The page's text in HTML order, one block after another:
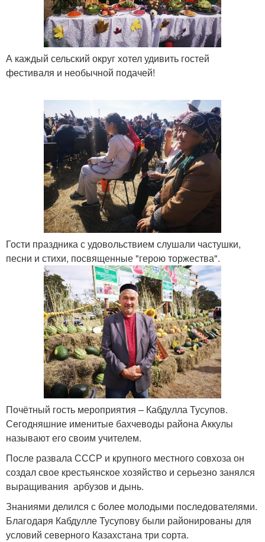
А каждый сельский округ хотел удивить гостей
фестиваля и необычной подачей!
Гости праздника с удовольствием слушали частушки,
песни и стихи, посвященные "герою торжества".
Почётный гость мероприятия – Кабдулла Тусупов.
Сегодняшние именитые бахчеводы района Аккулы
называют его своим учителем.
После развала СССР и крупного местного совхоза он
создал свое крестьянское хозяйство и серьезно занялся
выращивания арбузов и дынь.
Знаниями делился с более молодыми последователями.
Благодаря Кабдулле Тусупову были районированы для
условий северного Казахстана три сорта.